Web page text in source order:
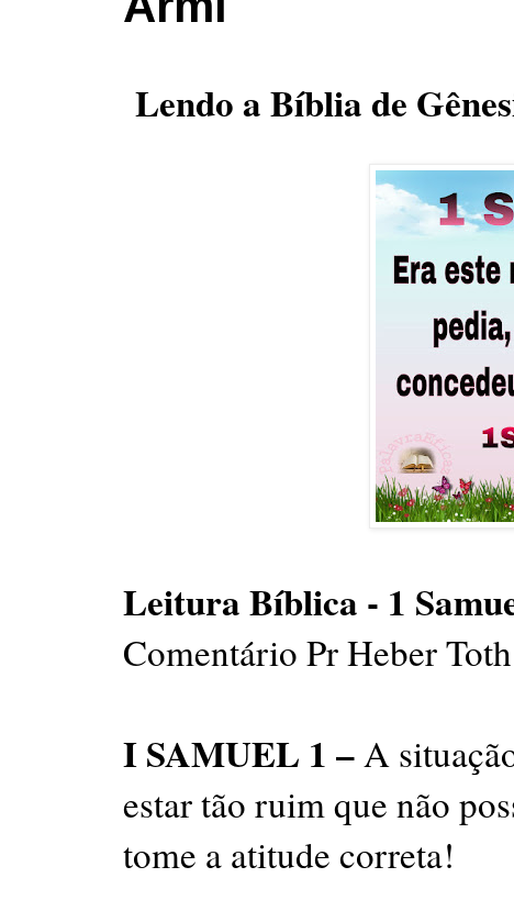
Lendo a Bíblia de
Leitura Bíblica - 1
Comentário Pr Heber
I SAMUEL 1 –A
estar tão ruim que não
tome a atitude correta!